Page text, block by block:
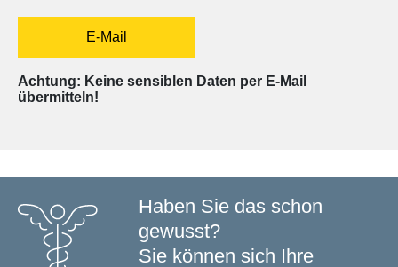
E-Mail
Achtung: Keine sensiblen Daten per E-Mail
übermitteln!
Haben Sie das schon
gewusst?
Sie können sich Ihre